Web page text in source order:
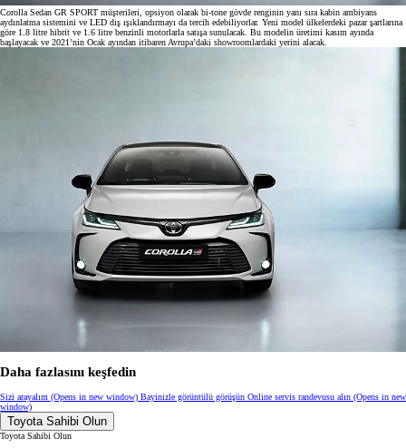
Corolla Sedan GR SPORT müşterileri, opsiyon olarak bi-tone gövde renginin yanı sıra kabin ambiyans
aydınlatma sistemini ve LED dış ışıklandırmayı da tercih edebiliyorlar. Yeni model ülkelerdeki pazar şartlarına
göre 1.8 litre hibrit ve 1.6 litre benzinli motorlarla satışa sunulacak. Bu modelin üretimi kasım ayında
başlayacak ve 2021’nin Ocak ayından itibaren Avrupa’daki showroomlardaki yerini alacak.
Daha fazlasını keşfedin
Sizi arayalım (Opens in new window) Bayinizle görüntülü görüşün Online servis randevusu alın (Opens in new
window)
Toyota Sahibi Olun
Toyota Sahibi Olun